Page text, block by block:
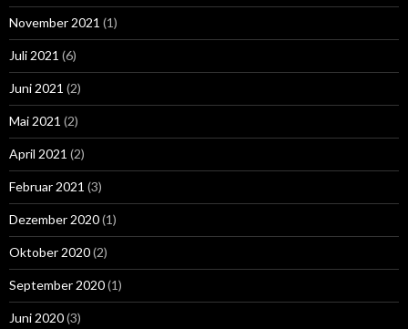
November 2021 (1)
Juli 2021 (6)
Juni 2021 (2)
Mai 2021 (2)
April 2021 (2)
Februar 2021 (3)
Dezember 2020(1)
Oktober 2020(2)
September 2020(1)
Juni 2020(3)